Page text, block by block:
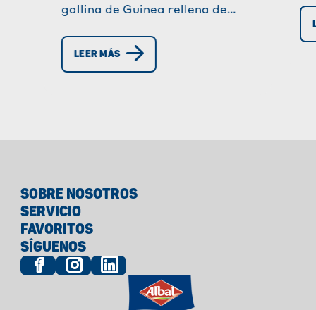
gallina de Guinea rellena de
Deliciosa, reconfortante y lista
para sorprender a tus invitados.
LEER MÁS
SOBRE NOSOTROS
SERVICIO
FAVORITOS
SÍGUENOS